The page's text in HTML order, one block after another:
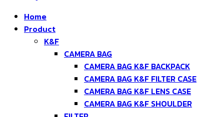
Home
Product
K&F
CAMERA BAG
CAMERA BAG K&F BACKPACK
CAMERA BAG K&F FILTER CASE
CAMERA BAG K&F LENS CASE
CAMERA BAG K&F SHOULDER